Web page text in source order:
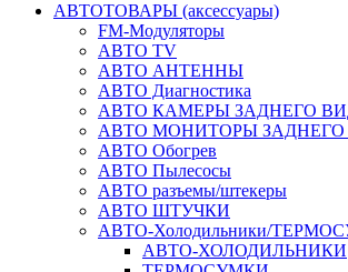
АВТОТОВАРЫ (аксессуары)
FM-Модуляторы
АВТО TV
АВТО АНТЕННЫ
АВТО Диагностика
АВТО КАМЕРЫ ЗАДНЕГО
АВТО МОНИТОРЫ ЗАДНЕГО
АВТО Обогрев
АВТО Пылесосы
АВТО разъемы/штекеры
АВТО ШТУЧКИ
АВТО-Холодильники/
АВТО-ХОЛОДИЛЬНИКИ